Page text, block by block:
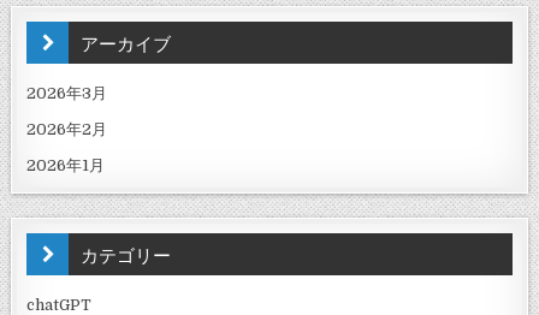
アーカイブ
2026年3月
2026年2月
2026年1月
カテゴリー
chatGPT